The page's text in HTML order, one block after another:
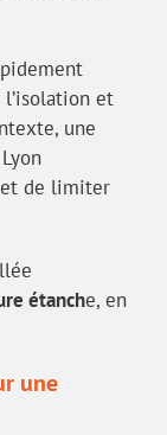
et
une
de limiter
étanche, en
une